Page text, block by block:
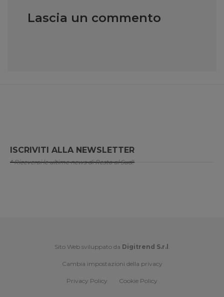
Lascia un commento
ISCRIVITI ALLA NEWSLETTER
* Riceverai le ultime news di Resto al Sud!
Sito Web sviluppato da Digitrend S.r.l .
Cambia impostazioni della privacy
Privacy Policy Cookie Policy